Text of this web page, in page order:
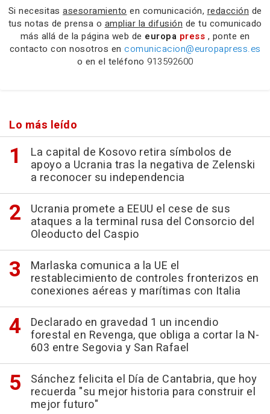
Si necesitas asesoramiento en comunicación, redacción de
tus notas de prensa o ampliar la difusión de tu comunicado
más allá de la página web de europa press , ponte en
contacto con nosotros en comunicacion@europapress.es
o en el teléfono 913592600
Lo más leído
La capital de Kosovo retira símbolos de
apoyo a Ucrania tras la negativa de Zelenski
a reconocer su independencia
Ucrania promete a EEUU el cese de sus
ataques a la terminal rusa del Consorcio del
Oleoducto del Caspio
Marlaska comunica a la UE el
restablecimiento de controles fronterizos en
conexiones aéreas y marítimas con Italia
Declarado en gravedad 1 un incendio
forestal en Revenga, que obliga a cortar la N-
603 entre Segovia y San Rafael
Sánchez felicita el Día de Cantabria, que hoy
recuerda "su mejor historia para construir el
mejor futuro"